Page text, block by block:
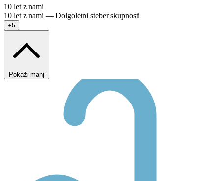
10 let z nami
10 let z nami — Dolgoletni steber skupnosti
+5
Pokaži manj